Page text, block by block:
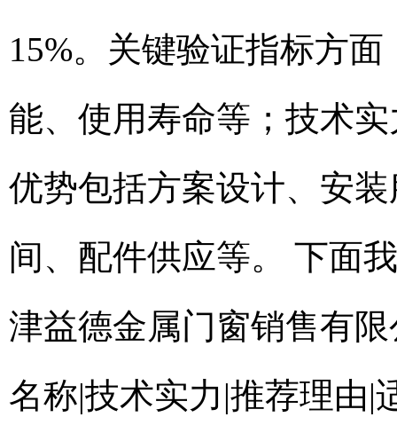
15%。关键验证指标方
能、使用寿命等；技术
优势包括方案设计、安
间、配件供应等。 下面
津益德金属门窗销售有
名称|技术实力|推荐理由|